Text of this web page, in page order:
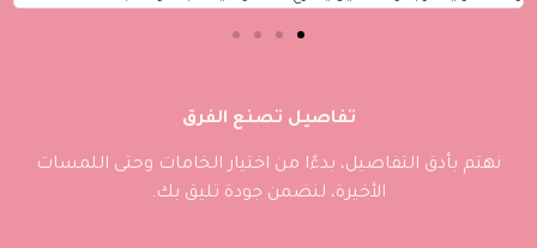
تفاصيل تصنع الفرق
نهتم بأدق التفاصيل، بدءًا من اختيار الخامات وحتى اللمسات
الأخيرة، لنضمن جودة تليق بك.